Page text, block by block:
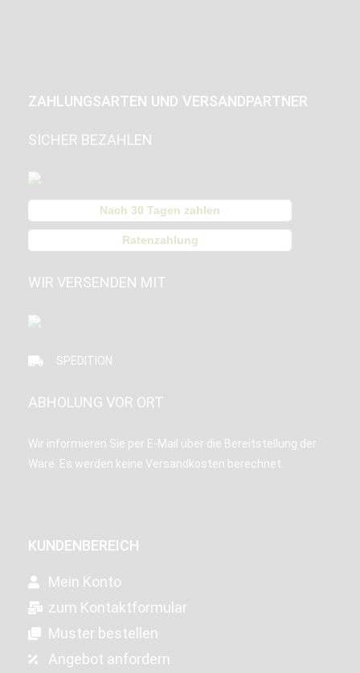
ZAHLUNGSARTEN UND VERSANDPARTNER
SICHER BEZAHLEN
Nach 30 Tagen zahlen
Ratenzahlung
WIR VERSENDEN MIT
SPEDITION
ABHOLUNG VOR ORT
Wir informieren Sie per E-Mail über die Bereitstellung der
Ware. Es werden keine Versandkosten berechnet.
KUNDENBEREICH
Mein Konto
zum Kontaktformular
Muster bestellen
Angebot anfordern